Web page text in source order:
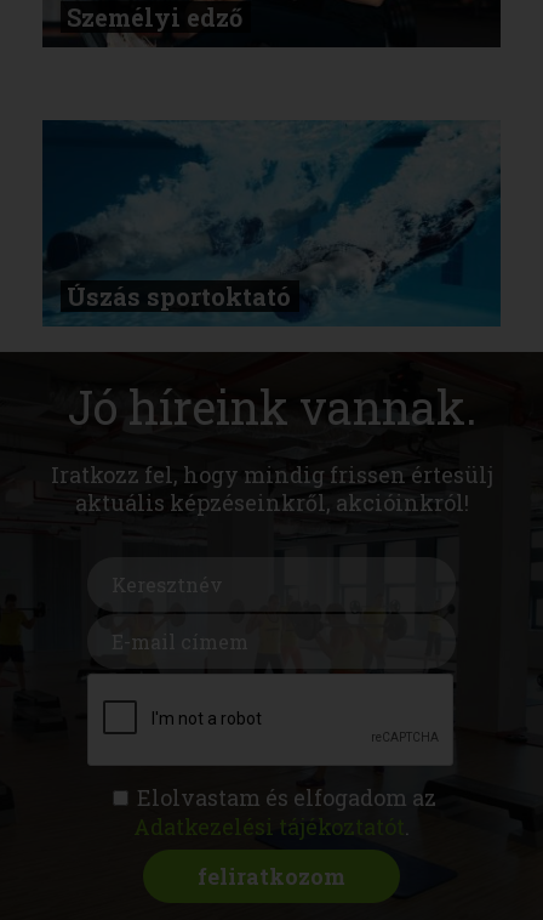
Személyi edző
Úszás sportoktató
Jó híreink vannak.
Iratkozz fel, hogy mindig frissen értesülj
aktuális képzéseinkről, akcióinkról!
Elolvastam és elfogadom az
Adatkezelési tájékoztatót .
FITNESS AKADÉMIA
RÓLUNK MAGAZIN
CSATLAKOZZ